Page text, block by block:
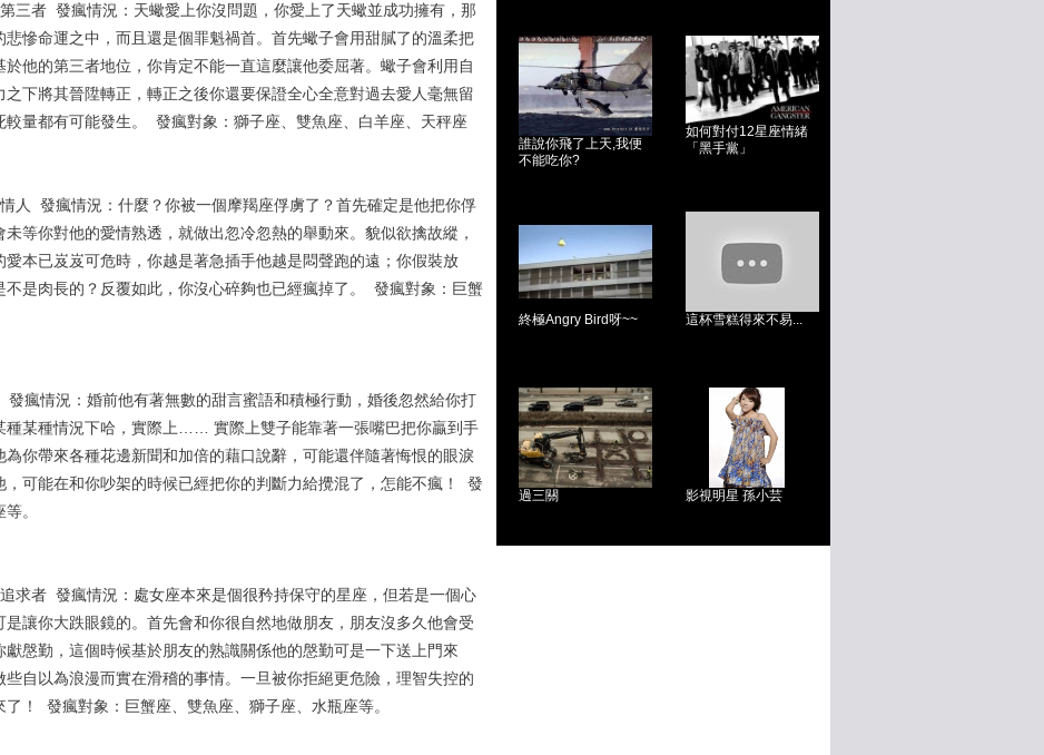
誰說你飛了上天,我便
不能吃你?
如何對付12星座情緒
「黑手黨」
終極Angry Bird呀~~ 這杯雪糕得來不易...
過三關 影視明星 孫小芸
三者 發瘋情況：天蠍愛上你沒問題，你愛上了天蠍並成功擁有，那
慘命運之中，而且還是個罪魁禍首。首先蠍子會用甜膩了的溫柔把
他的第三者地位，你肯定不能一直這麼讓他委屈著。蠍子會利用自
下將其晉陞轉正，轉正之後你還要保證全心全意對過去愛人毫無留
量都有可能發生。 發瘋對象：獅子座、雙魚座、白羊座、天秤座
人 發瘋情況：什麼？你被一個摩羯座俘虜了？首先確定是他把你俘
等你對他的愛情熟透，就做出忽冷忽熱的舉動來。貌似欲擒故縱，
本已岌岌可危時，你越是著急插手他越是悶聲跑的遠；你假裝放
是肉長的？反覆如此，你沒心碎夠也已經瘋掉了。 發瘋對象：巨蟹
瘋情況：婚前他有著無數的甜言蜜語和積極行動，婚後忽然給你打
某種情況下哈，實際上…… 實際上雙子能靠著一張嘴巴把你贏到手
你帶來各種花邊新聞和加倍的藉口說辭，可能還伴隨著悔恨的眼淚
可能在和你吵架的時候已經把你的判斷力給攪混了，怎能不瘋！ 發
等。
求者 發瘋情況：處女座本來是個很矜持保守的星座，但若是一個心
讓你大跌眼鏡的。首先會和你很自然地做朋友，朋友沒多久他會受
慇勤，這個時候基於朋友的熟識關係他的慇勤可是一下送上門來
自以為浪漫而實在滑稽的事情。一旦被你拒絕更危險，理智失控的
！ 發瘋對象：巨蟹座、雙魚座、獅子座、水瓶座等。